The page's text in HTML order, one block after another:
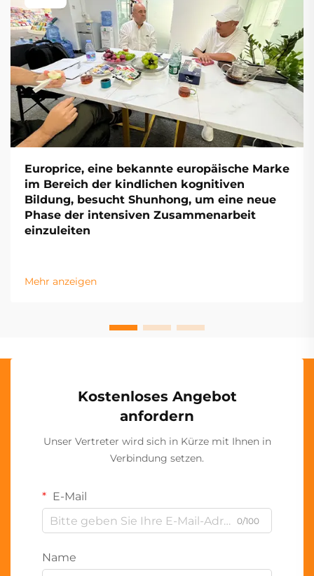
Europrice, eine bekannte europäische Marke
im Bereich der kindlichen kognitiven
Bildung, besucht Shunhong, um eine neue
Phase der intensiven Zusammenarbeit
einzuleiten
Mehr anzeigen
Kostenloses Angebot
anfordern
Unser Vertreter wird sich in Kürze mit Ihnen in
Verbindung setzen.
E-Mail
0/100
Name